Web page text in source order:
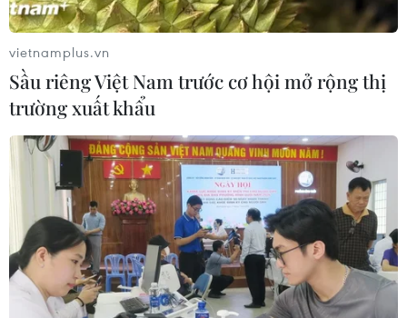
04/08/2026 04:16
Tuyển thủ Indonesia cúi đầu thành
khẩn xin lỗi người hâm mộ xứ vạn
đảo
04/08/2026 03:17
ASEAN Cup 2026: "Chìa khóa" giúp
tuyển Việt Nam quật ngã Indonesia
04/08/2026 03:05
vietnamplus.vn
Sầu riêng Việt Nam trước cơ hội mở rộng thị
trường xuất khẩu